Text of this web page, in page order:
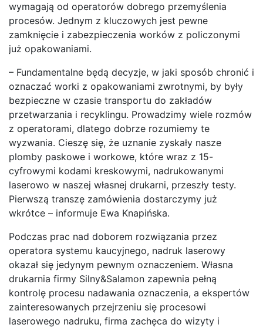
wymagają od operatorów dobrego przemyślenia
procesów. Jednym z kluczowych jest pewne
zamknięcie i zabezpieczenia worków z policzonymi
już opakowaniami.
– Fundamentalne będą decyzje, w jaki sposób chronić i
oznaczać worki z opakowaniami zwrotnymi, by były
bezpieczne w czasie transportu do zakładów
przetwarzania i recyklingu. Prowadzimy wiele rozmów
z operatorami, dlatego dobrze rozumiemy te
wyzwania. Cieszę się, że uznanie zyskały nasze
plomby paskowe i workowe, które wraz z 15-
cyfrowymi kodami kreskowymi, nadrukowanymi
laserowo w naszej własnej drukarni, przeszły testy.
Pierwszą transzę zamówienia dostarczymy już
wkrótce – informuje Ewa Knapińska.
Podczas prac nad doborem rozwiązania przez
operatora systemu kaucyjnego, nadruk laserowy
okazał się jedynym pewnym oznaczeniem. Własna
drukarnia firmy Silny&Salamon zapewnia pełną
kontrolę procesu nadawania oznaczenia, a ekspertów
zainteresowanych przejrzeniu się procesowi
laserowego nadruku, firma zachęca do wizyty i